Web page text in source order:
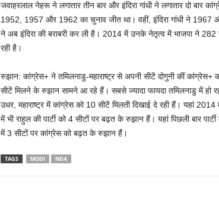
जवाहरलाल नेहरू ने लगातार तीन बार और इंदिरा गांधी ने लगातार दो बार
1952, 1957 और 1962 का चुनाव जीत था। वहीं, इंदिरा गांधी ने 1967
ने अब इंदिरा की बराबरी कर ली है। 2014 में उनके नेतृत्व में भाजपा ने 282
रही है।
रुझान: कांग्रेस+ ने तमिलनाडु-महाराष्ट्र से अपनी सीटें दोगुनी कीं कांग्रेस+
सीटें मिलने के रुझान सामने आ रहे हैं। सबसे ज्यादा फायदा तमिलनाडु में हो
उधर, महाराष्ट्र में कांग्रेस को 10 सीटें मिलती दिखाई दे रही हैं। यहां
में भी राहुल की पार्टी को 4 सीटों पर बढ़त के रुझान हैं। यहां पिछली बार
में 3 सीटों पर कांग्रेस को बढ़त के रुझान हैं।
TAGS MODI NDA